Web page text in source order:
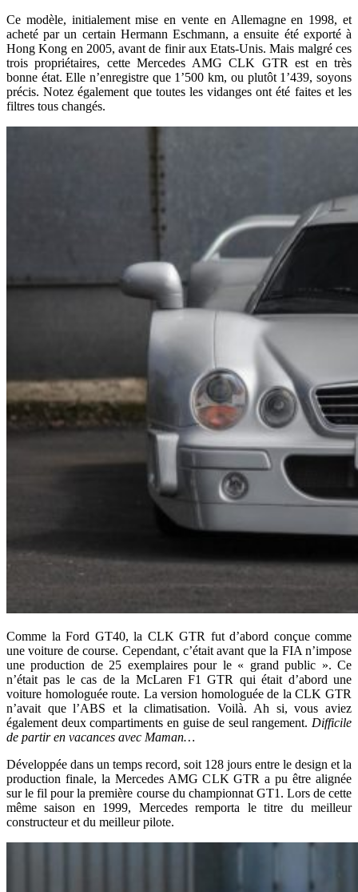
Ce modèle, initialement mise en vente en Allemagne en 1998, et
acheté par un certain Hermann Eschmann, a ensuite été exporté à
Hong Kong en 2005, avant de finir aux Etats-Unis. Mais malgré ces
trois propriétaires, cette Mercedes AMG CLK GTR est en très
bonne état. Elle n’enregistre que 1’500 km, ou plutôt 1’439, soyons
précis. Notez également que toutes les vidanges ont été faites et les
filtres tous changés.
Comme la Ford GT40, la CLK GTR fut d’abord conçue comme
une voiture de course. Cependant, c’était avant que la FIA n’impose
une production de 25 exemplaires pour le « grand public ». Ce
n’était pas le cas de la McLaren F1 GTR qui était d’abord une
voiture homologuée route. La version homologuée de la CLK GTR
n’avait que l’ABS et la climatisation. Voilà. Ah si, vous aviez
également deux compartiments en guise de seul rangement. Difficile
de partir en vacances avec Maman…
Développée dans un temps record, soit 128 jours entre le design et la
production finale, la Mercedes AMG CLK GTR a pu être alignée
sur le fil pour la première course du championnat GT1. Lors de cette
même saison en 1999, Mercedes remporta le titre du meilleur
constructeur et du meilleur pilote.